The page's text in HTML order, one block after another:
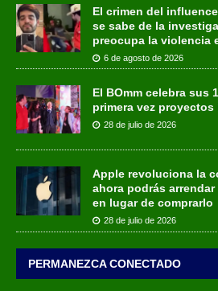
El crimen del
se sabe de la
preocupa la violencia
6 de agosto de 2026
El BOmm celebra sus
primera vez
28 de julio de 2026
Apple revoluciona la
ahora podrás
en lugar de comprarlo
28 de julio de 2026
PERMANEZCA CONECTADO